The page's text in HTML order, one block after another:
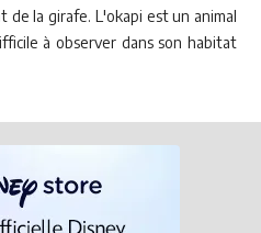
la girafe. L'okapi est un animal
à observer dans son habitat